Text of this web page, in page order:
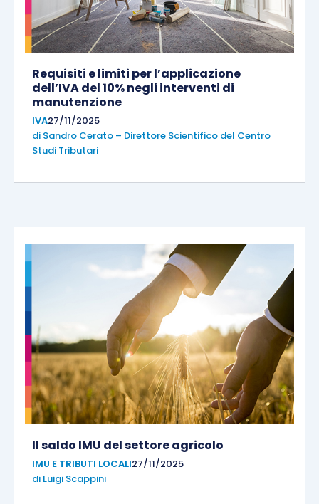
Requisiti e limiti per l’applicazione
dell’IVA del 10% negli interventi di
manutenzione
IVA27/11/2025
di Sandro Cerato – Direttore Scientifico del Centro
Studi Tributari
Il saldo IMU del settore agricolo
IMU E TRIBUTI LOCALI27/11/2025
di Luigi Scappini